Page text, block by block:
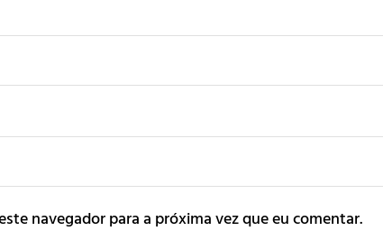
navegador para a próxima vez que eu comentar.